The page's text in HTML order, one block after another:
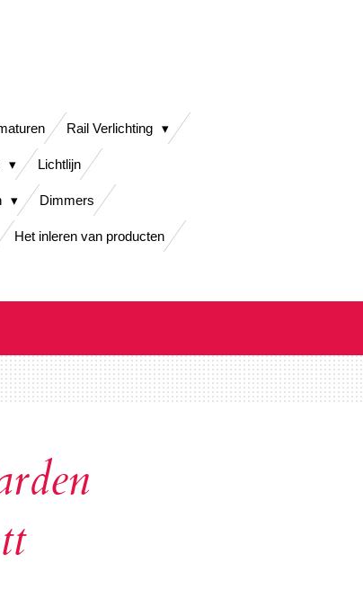
Rail Verlichting
Lichtlijn
Dimmers
Het inleren van producten